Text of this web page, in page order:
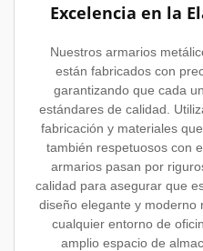
Excelencia en la
Nuestros armarios
están fabricados con
garantizando que cada
estándares de calidad.
fabricación y materiales
también respetuosos con
armarios pasan por
calidad para asegurar que
diseño elegante y moderno
cualquier entorno de
amplio espacio de